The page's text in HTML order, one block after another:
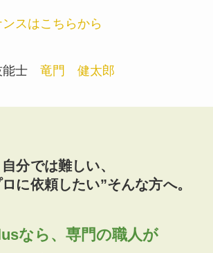
スはこちらから
能士 竜門 健太郎
自分では難しい、
に依頼したい”そんな方へ。
なら、専門の職人が